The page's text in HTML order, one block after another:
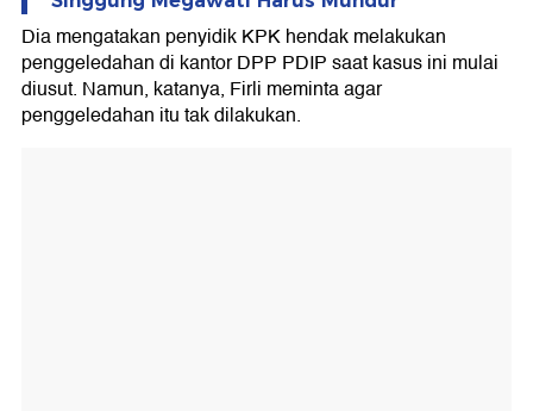
Dia mengatakan penyidik KPK hendak melakukan
penggeledahan di kantor DPP PDIP saat kasus ini mulai
diusut. Namun, katanya, Firli meminta agar
penggeledahan itu tak dilakukan.